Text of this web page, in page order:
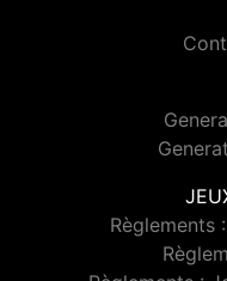
Règlements